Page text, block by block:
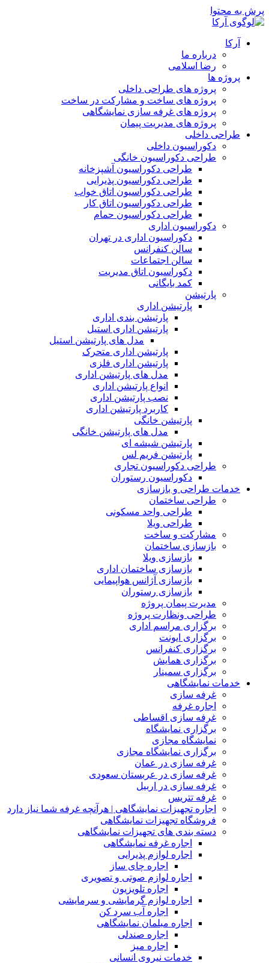
پرش به محتوا
آرکا
درباره ما
رضا اسلامی
پروژه ها
پروژه های طراحی داخلی
پروژه های ساخت و مشارکت در ساخت
پروژه های غرفه سازی نمایشگاهی
پروژه های مدیریت پیمان
طراحی داخلی
دکوراسیون داخلی
طراحی دکوراسیون خانگی
طراحی دکوراسیون آشپزخانه
طراحی دکوراسیون پذیرایی
طراحی دکوراسیون اتاق خواب
طراحی دکوراسیون اتاق کار
طراحی دکوراسیون حمام
دکوراسیون اداری
دکوراسیون اداری در تهران
سالن کنفرانس
سالن اجتماعات
دکوراسیون اتاق مدیریت
کمد بایگانی
پارتیشن
پارتیشن اداری
پارتیشن بندی اداری
پارتیشن اداری استیل
مدل های پارتیشن استیل
پارتیشن اداری متحرک
پارتیشن اداری فلزی
مدل های پارتیشن اداری
انواع پارتیشن اداری
نصب پارتیشن اداری
کاربرد پارتیشن اداری
پارتیشن خانگی
مدل های پارتیشن خانگی
پارتیشن شیشه ای
پارتیشن فریم لس
طراحی دکوراسیون تجاری
دکوراسیون رستوران
خدمات طراحی و بازسازی
طراحی ساختمان
طراحی واحد مسکونی
طراحی ویلا
مشارکت و ساخت
بازسازی ساختمان
بازسازی ویلا
بازسازی ساختمان اداری
بازسازی آژانس هواپیمایی
بازسازی رستوران
مدیرت پیمان پروژه
طراحی ونظارت پروژه
برگزاری مراسم اداری
برگزاری ایونت
برگزاری کنفرانس
برگزاری همایش
برگزاری سمینار
خدمات نمایشگاهی
غرفه سازی
اجاره غرفه
غرفه سازی اقساطی
برگزاری نمایشگاه
نمایشگاه مجازی
برگزاری نمایشگاه مجازی
غرفه سازی در عمان
غرفه سازی در عربستان سعودی
غرفه سازی در اربیل
غرفه تتریس
اجاره تجهیزات نمایشگاهی | هرآنچه غرفه شما نیاز دارد
فروشگاه تجهیزات نمایشگاهی
دسته بندی های تجهیزات نمایشگاهی
اجاره غرفه نمایشگاهی
اجاره لوازم پذیرایی
اجاره چای ساز
اجاره لوازم صوتی و تصویری
اجاره تلویزیون
اجاره لوازم گرمایشی و سرمایشی
اجاره آب سرد کن
اجاره مبلمان نمایشگاهی
اجاره صندلی
اجاره میز
خدمات نیروی انسانی